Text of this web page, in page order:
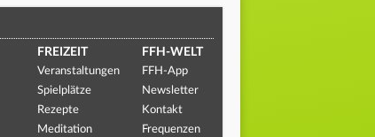
FREIZEIT
Veranstaltungen
Spielplätze
Rezepte
Meditation
FFH-WELT
FFH-App
Newsletter
Kontakt
Frequenzen